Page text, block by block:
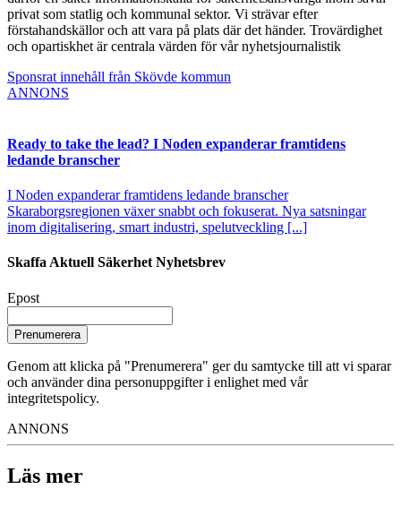
privat som statlig och kommunal sektor. Vi strävar efter
förstahandskällor och att vara på plats där det händer. Trovärdighet
och opartiskhet är centrala värden för vår nyhetsjournalistik
Sponsrat innehåll från Skövde kommun
ANNONS
Ready to take the lead? I Noden expanderar framtidens
ledande branscher
I Noden expanderar framtidens ledande branscher
Skaraborgsregionen växer snabbt och fokuserat. Nya satsningar
inom digitalisering, smart industri, spelutveckling [...]
Skaffa Aktuell Säkerhet Nyhetsbrev
Epost
Prenumerera
Genom att klicka på "Prenumerera" ger du samtycke till att vi sparar
och använder dina personuppgifter i enlighet med vår
integritetspolicy.
ANNONS
Läs mer